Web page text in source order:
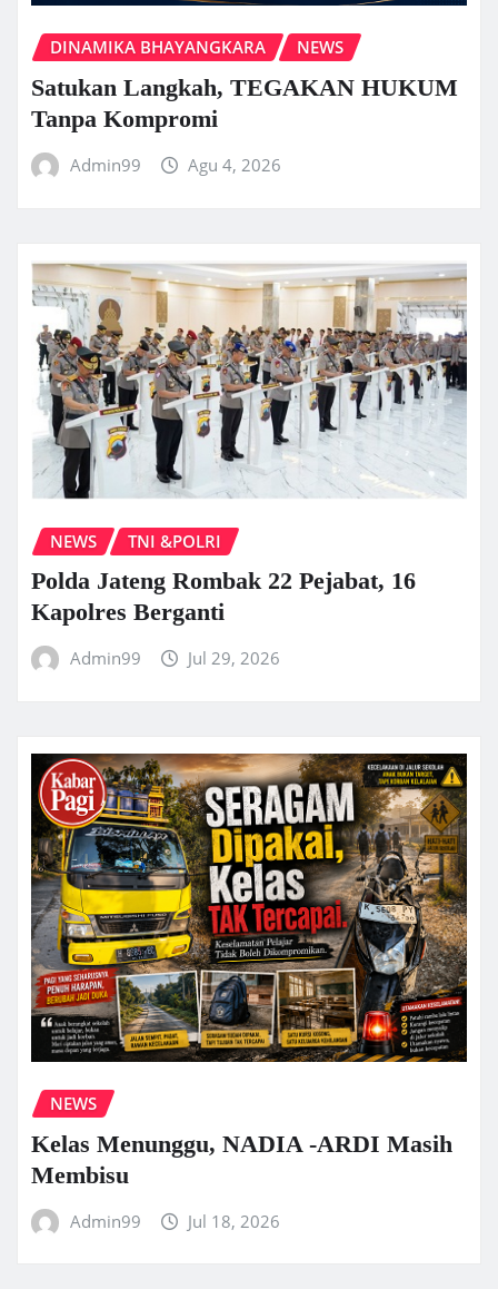
DINAMIKA BHAYANGKARA NEWS
Satukan Langkah, TEGAKAN HUKUM
Tanpa Kompromi
Admin99 Agu 4, 2026
NEWS TNI &POLRI
Polda Jateng Rombak 22 Pejabat, 16
Kapolres Berganti
Admin99 Jul 29, 2026
NEWS
Kelas Menunggu, NADIA -ARDI Masih
Membisu
Admin99 Jul 18, 2026